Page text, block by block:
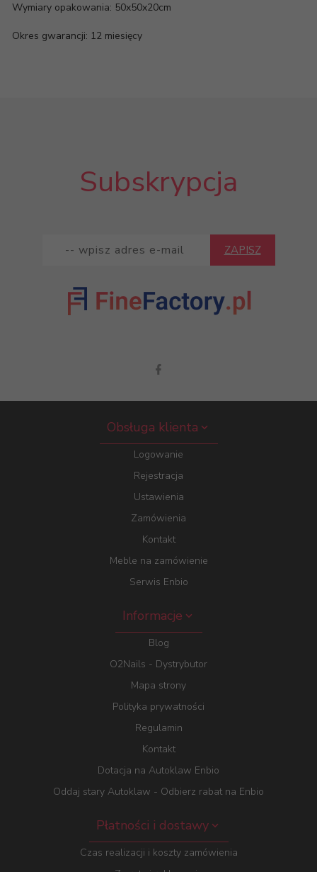
Wymiary opakowania: 50x50x20cm
Okres gwarancji: 12 miesięcy
Subskrypcja
ZAPISZ
Obsługa klienta
Logowanie
Rejestracja
Ustawienia
Zamówienia
Kontakt
Meble na zamówienie
Serwis Enbio
Informacje
Blog
O2Nails - Dystrybutor
Mapa strony
Polityka prywatności
Regulamin
Kontakt
Dotacja na Autoklaw Enbio
Oddaj stary Autoklaw - Odbierz rabat na Enbio
Płatności i dostawy
Czas realizacji i koszty zamówienia